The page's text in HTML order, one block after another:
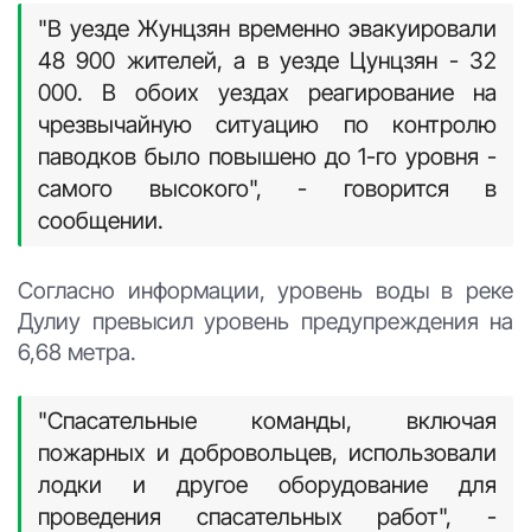
"В уезде Жунцзян временно эвакуировали
48 900 жителей, а в уезде Цунцзян - 32
000. В обоих уездах реагирование на
чрезвычайную ситуацию по контролю
паводков было повышено до 1-го уровня -
самого высокого", - говорится в
сообщении.
Согласно информации, уровень воды в реке
Дулиу превысил уровень предупреждения на
6,68 метра.
"Спасательные команды, включая
пожарных и добровольцев, использовали
лодки и другое оборудование для
проведения спасательных работ", -